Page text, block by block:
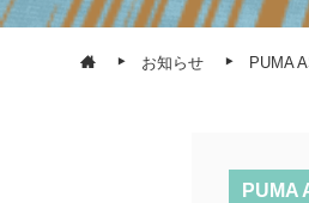
お知らせ PUMA
PUMA